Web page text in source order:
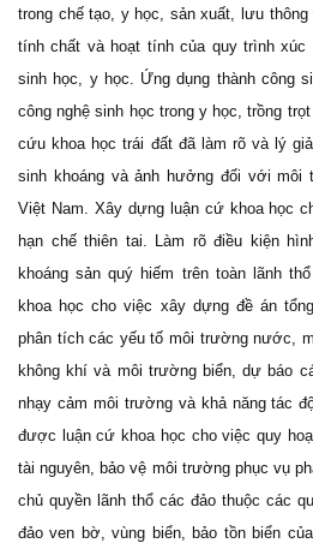
trong chế tạo, y học, sản xuất, lưu
tính chất và hoạt tính của quy trình xúc
sinh học, y học. Ứng dụng thành công
công nghệ sinh học trong y học, trồng
cứu khoa học trái đất đã làm rõ và lý
sinh khoáng và ảnh hưởng đối với môi
Việt Nam. Xây dựng luận cứ khoa học
hạn chế thiên tai. Làm rõ điều kiện
khoáng sản quý hiếm trên toàn lãnh
khoa học cho việc xây dựng đề án
phân tích các yếu tố môi trường nước,
không khí và môi trường biển, dự báo
nhạy cảm môi trường và khả năng tác
được luận cứ khoa học cho việc quy
tài nguyên, bảo vệ môi trường phục vụ
chủ quyền lãnh thổ các đảo thuộc các
đảo ven bờ, vùng biển, bảo tồn biển